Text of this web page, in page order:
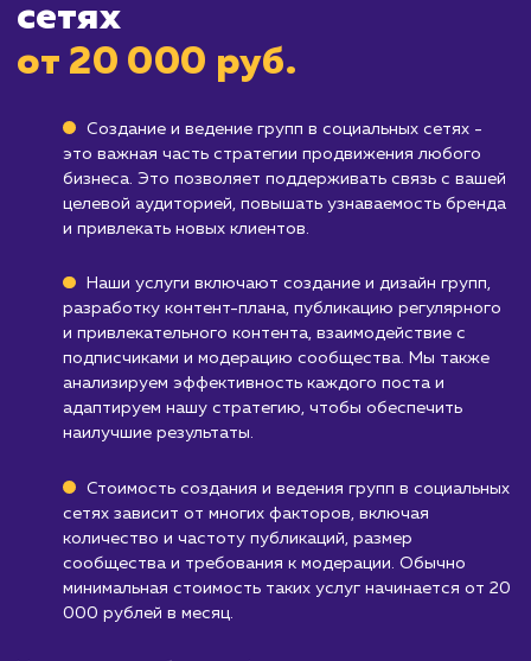
ресурсов на это, возможно, вам стоит
рассмотреть другие способы продвижения.
взаимодействовать с аудиторией: Если
компания предпочитает более
или формальные каналы коммуникации,
групп в социальных сетях может не быть
оптимальным решением.
Узнать почему
Стоимость услуги
создание и ведение
групп в социальных